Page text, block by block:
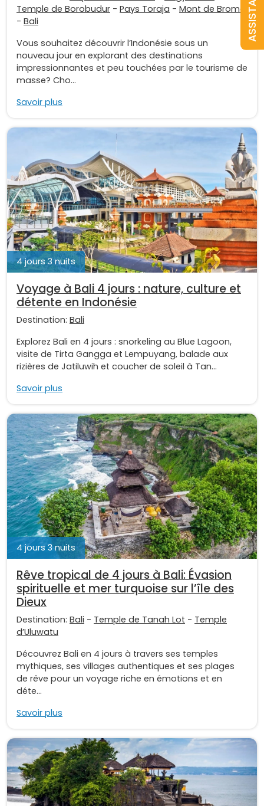
Temple de Borobudur - Pays Toraja - Mont de Bromo
- Bali
Vous souhaitez découvrir l’Indonésie sous un
nouveau jour en explorant des destinations
impressionnantes et peu touchées par le tourisme de
masse? Cho...
Savoir plus
4 jours 3 nuits
Voyage à Bali 4 jours : nature, culture et
détente en Indonésie
Destination: Bali
Explorez Bali en 4 jours : snorkeling au Blue Lagoon,
visite de Tirta Gangga et Lempuyang, balade aux
rizières de Jatiluwih et coucher de soleil à Tan...
Savoir plus
4 jours 3 nuits
Rêve tropical de 4 jours à Bali: Évasion
spirituelle et mer turquoise sur l’île des
Dieux
Destination: Bali - Temple de Tanah Lot - Temple
d’Uluwatu
Découvrez Bali en 4 jours à travers ses temples
mythiques, ses villages authentiques et ses plages
de rêve pour un voyage riche en émotions et en
déte...
Savoir plus